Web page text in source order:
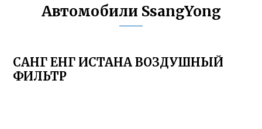
Автомобили SsangYong
САНГ ЕНГ ИСТАНА ВОЗДУШНЫЙ
ФИЛЬТР